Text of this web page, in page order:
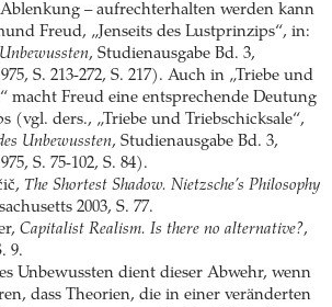
– aufrechterhalten werden kann
Freud, „Jenseits des Lustprinzips“, in:
, Studienausgabe Bd. 3,
S. 213-272, S. 217). Auch in „Triebe und
macht Freud eine entsprechende Deutung
(vgl. ders., „Triebe und Triebschicksale“,
Unbewussten, Studienausgabe Bd. 3,
S. 75-102, S. 84).
The Shortest Shadow. Nietzsche’s Philosophy
2003, S. 77.
Capitalist Realism. Is there no alternative?,
9.
Unbewussten dient dieser Abwehr, wenn
dass Theorien, die in einer veränderten